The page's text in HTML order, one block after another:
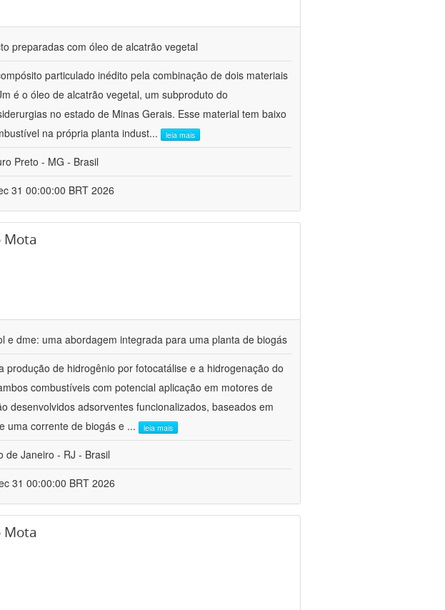
preparadas com óleo de alcatrão vegetal
particulado inédito pela combinação de dois materiais
é o óleo de alcatrão vegetal, um subproduto do
no estado de Minas Gerais. Esse material tem baixo
na própria planta indust... leia mais
Preto - MG - Brasil
31 00:00:00 BRT 2026
Mota
e dme: uma abordagem integrada para uma planta de biogás
produção de hidrogênio por fotocatálise e a hidrogenação do
combustíveis com potencial aplicação em motores de
desenvolvidos adsorventes funcionalizados, baseados em
uma corrente de biogás e ... leia mais
de Janeiro - RJ - Brasil
31 00:00:00 BRT 2026
Mota